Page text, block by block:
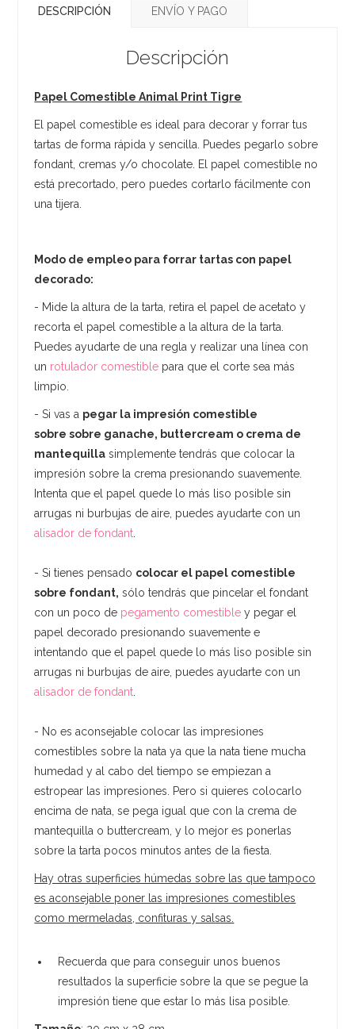
DESCRIPCIÓN ENVÍO Y PAGO
Descripción
Papel Comestible Animal Print Tigre
El papel comestible es ideal para decorar y forrar tus
tartas de forma rápida y sencilla. Puedes pegarlo sobre
fondant, cremas y/o chocolate. El papel comestible no
está precortado, pero puedes cortarlo fácilmente con
una tijera.
Modo de empleo para forrar tartas con papel
decorado:
- Mide la altura de la tarta, retira el papel de acetato y
recorta el papel comestible a la altura de la tarta.
Puedes ayudarte de una regla y realizar una línea con
un rotulador comestible para que el corte sea más
limpio.
- Si vas a pegar la impresión comestible
sobre sobre ganache, buttercream o crema de
mantequilla simplemente tendrás que colocar la
impresión sobre la crema presionando suavemente.
Intenta que el papel quede lo más liso posible sin
arrugas ni burbujas de aire, puedes ayudarte con un
alisador de fondant
- Si tienes pensado colocar el papel comestible
sobre fondant, sólo tendrás que pincelar el fondant
con un poco de pegamento comestible y pegar el
papel decorado presionando suavemente e
intentando que el papel quede lo más liso posible sin
arrugas ni burbujas de aire, puedes ayudarte con un
alisador de fondant
- No es aconsejable colocar las impresiones
comestibles sobre la nata ya que la nata tiene mucha
humedad y al cabo del tiempo se empiezan a
estropear las impresiones. Pero si quieres colocarlo
encima de nata, se pega igual que con la crema de
mantequilla o buttercream, y lo mejor es ponerlas
sobre la tarta pocos minutos antes de la fiesta.
Hay otras superficies húmedas sobre las que tampoco
es aconsejable poner las impresiones comestibles
como mermeladas, confituras y salsas.
Recuerda que para conseguir unos buenos
resultados la superficie sobre la que se pegue la
impresión tiene que estar lo más lisa posible.